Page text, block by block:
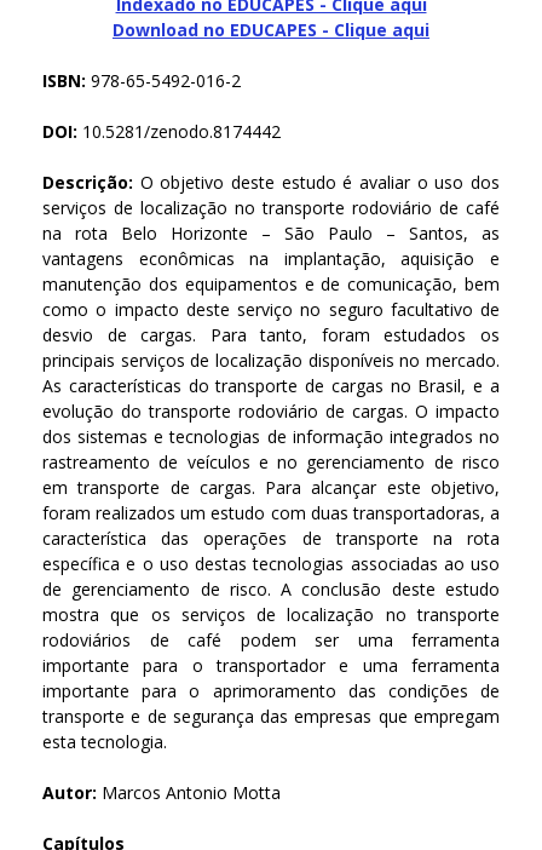
Download no EDUCAPES - Clique aqui
ISBN: 978-65-5492-016-2
DOI: 10.5281/zenodo.8174442
Descrição: O objetivo deste estudo é avaliar o uso dos
serviços de localização no transporte rodoviário de café
na rota Belo Horizonte – São Paulo – Santos, as
vantagens econômicas na implantação, aquisição e
manutenção dos equipamentos e de comunicação, bem
como o impacto deste serviço no seguro facultativo de
desvio de cargas. Para tanto, foram estudados os
principais serviços de localização disponíveis no mercado.
As características do transporte de cargas no Brasil, e a
evolução do transporte rodoviário de cargas. O impacto
dos sistemas e tecnologias de informação integrados no
rastreamento de veículos e no gerenciamento de risco
em transporte de cargas. Para alcançar este objetivo,
foram realizados um estudo com duas transportadoras, a
característica das operações de transporte na rota
específica e o uso destas tecnologias associadas ao uso
de gerenciamento de risco. A conclusão deste estudo
mostra que os serviços de localização no transporte
rodoviários de café podem ser uma ferramenta
importante para o transportador e uma ferramenta
importante para o aprimoramento das condições de
transporte e de segurança das empresas que empregam
esta tecnologia.
Autor: Marcos Antonio Motta
Capítulos